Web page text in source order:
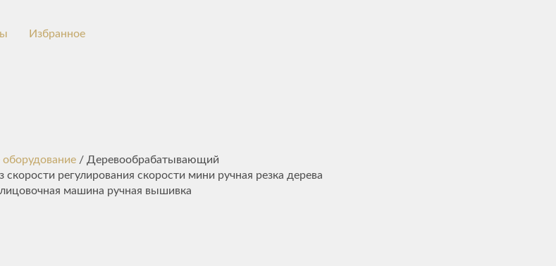
Избранное
/ Деревообрабатывающий
регулирования скорости мини ручная резка дерева
машина ручная вышивка